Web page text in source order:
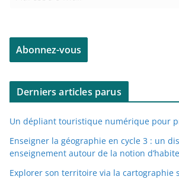
e
s
e
m
a
i
l
Abonnez-vous
Derniers articles parus
Un dépliant touristique numérique pour
Enseigner la géographie en cycle 3 : un
enseignement autour de la notion
Explorer son territoire via la cartographie